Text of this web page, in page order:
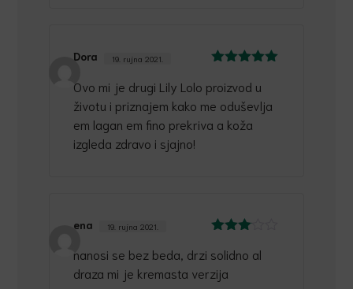
od 5
Dora 19. rujna 2021.
Ovo mi je drugi Lily Lolo proizvod u
životu i priznajem kako me oduševlja
em lagan em fino prekriva a koža
izgleda zdravo i sjajno!
eno3
od 5
ena 19. rujna 2021.
nanosi se bez beda, drzi solidno al
draza mi je kremasta verzija